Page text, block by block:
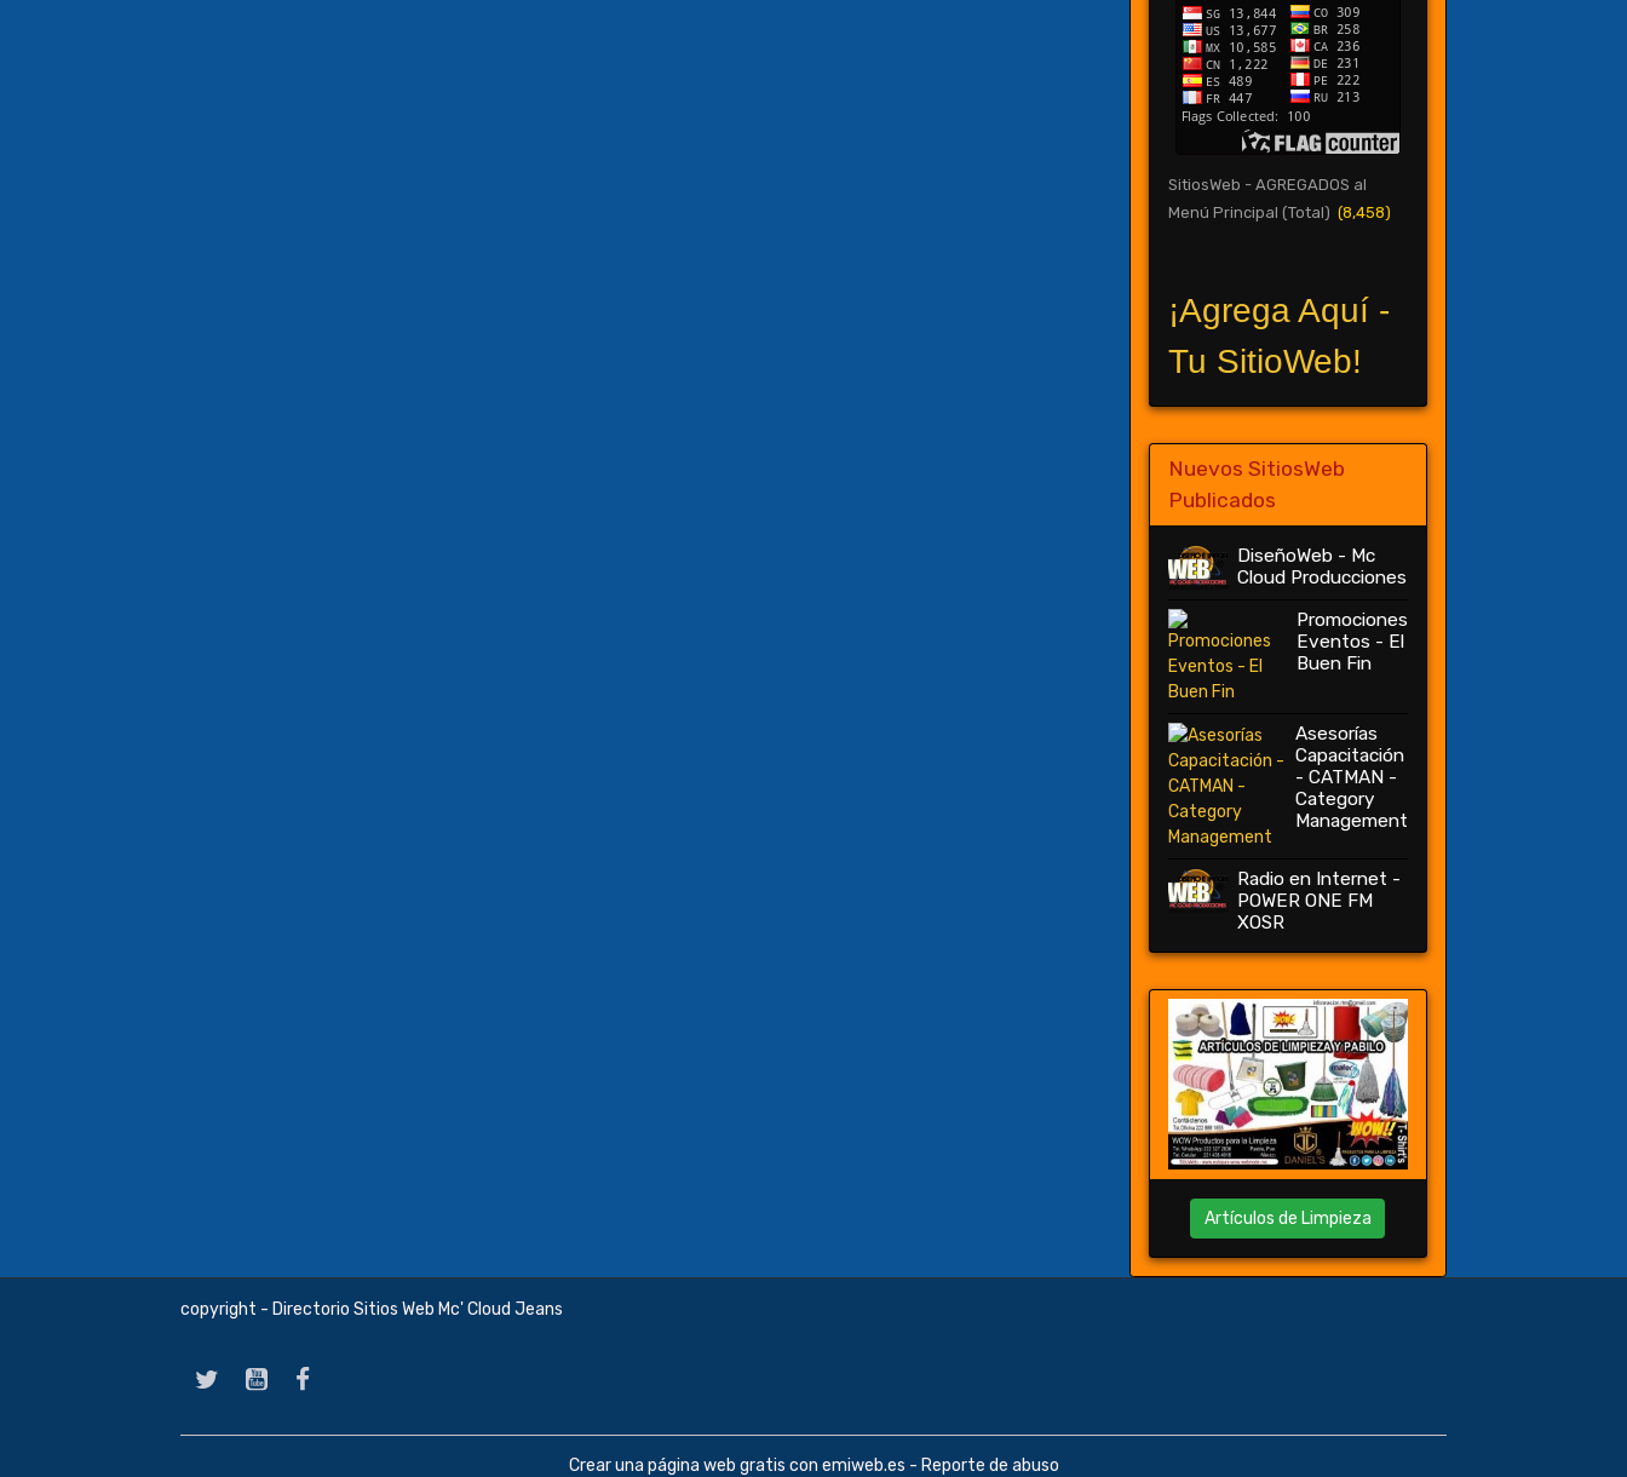
SitiosWeb - AGREGADOS al
Menú Principal (Total) (8,458)
¡Agrega Aquí -
Tu SitioWeb!
Nuevos SitiosWeb
Publicados
DiseñoWeb - Mc
Cloud Producciones
Promociones
Eventos - El
Buen Fin
Asesorías
Capacitación
- CATMAN -
Category
Management
Radio en Internet -
POWER ONE FM
XOSR
Artículos de Limpieza
copyright - Directorio Sitios Web Mc' Cloud Jeans
Crear una página web gratis con emiweb.es - Reporte de abuso